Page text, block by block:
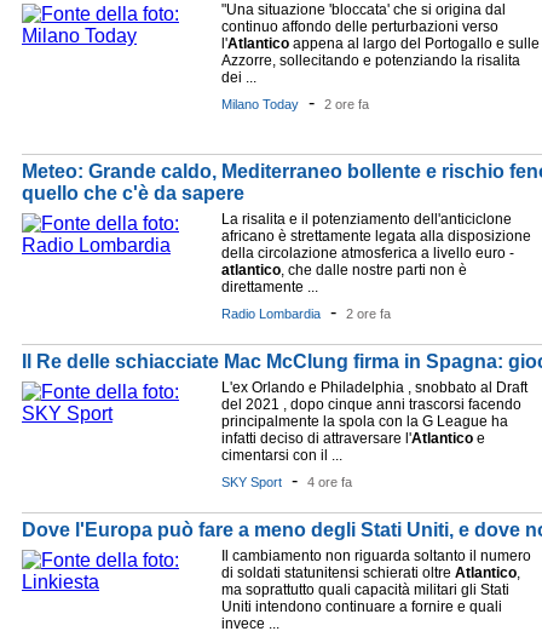
"Una situazione 'bloccata' che si origina dal
continuo affondo delle perturbazioni verso
l'Atlantico appena al largo del Portogallo e sulle
Azzorre, sollecitando e potenziando la risalita
dei ...
Milano Today - 2 ore fa
Meteo: Grande caldo, Mediterraneo bollente e rischio
quello che c'è da sapere
La risalita e il potenziamento dell'anticiclone
africano è strettamente legata alla disposizione
della circolazione atmosferica a livello euro -
atlantico, che dalle nostre parti non è
direttamente ...
Radio Lombardia - 2 ore fa
Il Re delle schiacciate Mac McClung firma in Spagna:
L'ex Orlando e Philadelphia , snobbato al Draft
del 2021 , dopo cinque anni trascorsi facendo
principalmente la spola con la G League ha
infatti deciso di attraversare l'Atlantico e
cimentarsi con il ...
SKY Sport - 4 ore fa
Dove l'Europa può fare a meno degli Stati Uniti, e dove
Il cambiamento non riguarda soltanto il numero
di soldati statunitensi schierati oltre Atlantico,
ma soprattutto quali capacità militari gli Stati
Uniti intendono continuare a fornire e quali
invece ...